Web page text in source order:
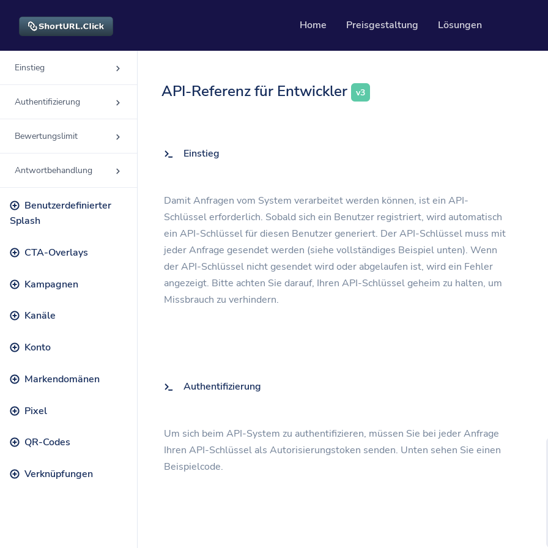
Home Preisgestaltung Lösungen
QR-Codes
Einstieg
Authentifizierung
Bewertungslimit
Antwortbehandlung
Benutzerdefinierter
Splash
CTA-Overlays
Kampagnen
Kanäle
Konto
Markendomänen
Pixel
QR-Codes
Verknüpfungen
API-Referenz für Entwickler v3
Einstieg
Damit Anfragen vom System verarbeitet werden können, ist ein API-
Schlüssel erforderlich. Sobald sich ein Benutzer registriert, wird automatisch
ein API-Schlüssel für diesen Benutzer generiert. Der API-Schlüssel muss mit
jeder Anfrage gesendet werden (siehe vollständiges Beispiel unten). Wenn
der API-Schlüssel nicht gesendet wird oder abgelaufen ist, wird ein Fehler
angezeigt. Bitte achten Sie darauf, Ihren API-Schlüssel geheim zu halten, um
Missbrauch zu verhindern.
Authentifizierung
Um sich beim API-System zu authentifizieren, müssen Sie bei jeder Anfrage
Ihren API-Schlüssel als Autorisierungstoken senden. Unten sehen Sie einen
Beispielcode.